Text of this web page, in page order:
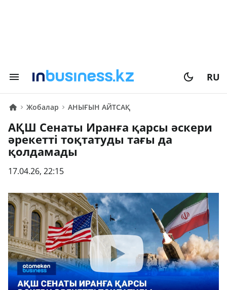
RU
Жобалар АНЫҒЫН АЙТСАҚ
АҚШ Сенаты Иранға қарсы әскери
әрекетті тоқтатуды тағы да
қолдамады
17.04.26, 22:15